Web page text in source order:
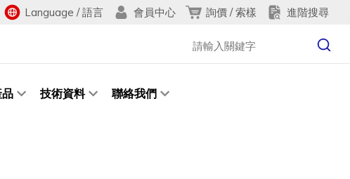
Language / 語言 會員中心 詢價 / 索樣 進階搜尋
技術資料 聯絡我們